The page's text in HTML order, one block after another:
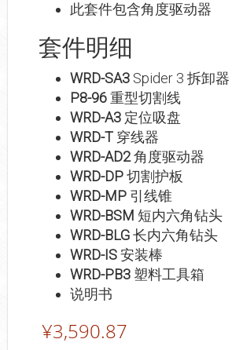
此套件包含角度驱动器
套件明细
WRD-SA3 Spider 3 拆卸器
P8-96重型切割线
WRD-A3 定位吸盘
WRD-T 穿线器
WRD-AD2角度驱动器
WRD-DP切割护板
WRD-MP 引线锥
WRD-BSM 短内六角钻头
WRD-BLG长内六角钻头
WRD-IS安装棒
WRD-PB3 塑料工具箱
说明书
¥3,590.87